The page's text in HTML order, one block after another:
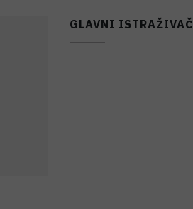
GLAVNI ISTRAŽIVAČ